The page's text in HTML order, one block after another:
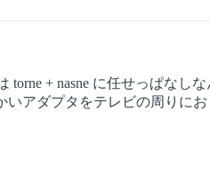
+ nasne に任せっぱなし
アダプタをテレビの周りに